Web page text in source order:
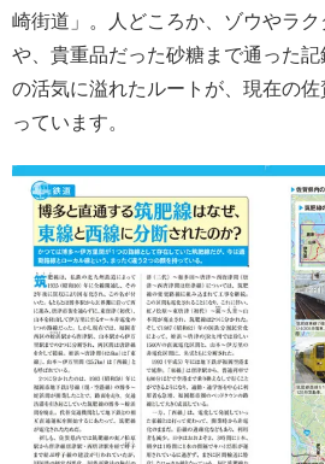
崎街道」。人どころか、ゾウやラ
や、貴重品だった砂糖まで通った
の活気に溢れたルートが、現在の
っています。